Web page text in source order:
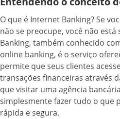
O que é Internet Banking? Se
não se preocupe, você não
Banking, também conhecido
online banking, é o serviço
permite que seus clientes
transações financeiras através
que visitar uma agência
simplesmente fazer tudo o que
rápida e segura.